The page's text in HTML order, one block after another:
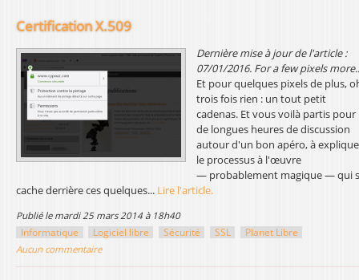
Certification X.509
Dernière mise à jour de l'article :
07/01/2016. For a few pixels
Et pour quelques pixels de plus,
trois fois rien : un tout petit
cadenas. Et vous voilà partis pour
de longues heures de discussion
autour d'un bon apéro, à
le processus à l'œuvre
— probablement magique — qui
cache derrière ces quelques... Lire l'article.
publié le mardi 25 mars 2014 à 18h40
Informatique
Logiciel libre Sécurité SSL
Planet Libre
Aucun commentaire